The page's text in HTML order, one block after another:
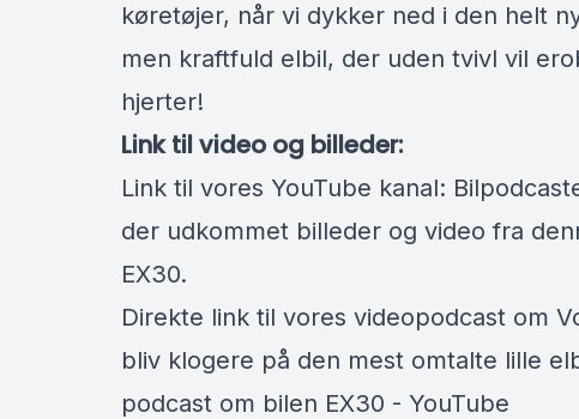
køretøjer, når vi dykker ned i den helt
men kraftfuld elbil, der uden tvivl vil
hjerter!
Link til video og billeder:
Link til vores YouTube kanal:
der udkommet billeder og video fra
EX30.
Direkte link til vores videopodcast om
bliv klogere på den mest omtalte lille
podcast om bilen EX30 - YouTube